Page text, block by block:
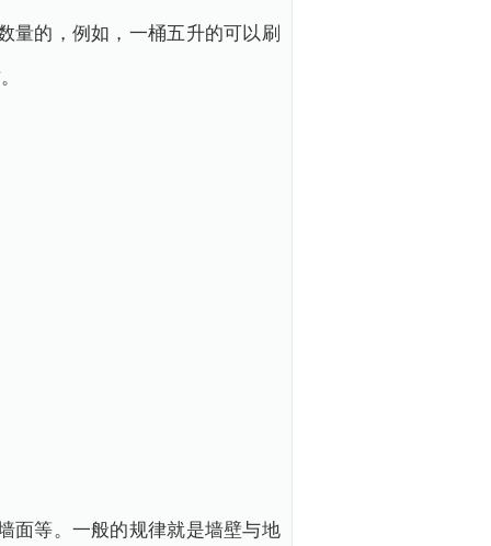
量的，例如，一桶五升的可以刷
面等。一般的规律就是墙壁与地